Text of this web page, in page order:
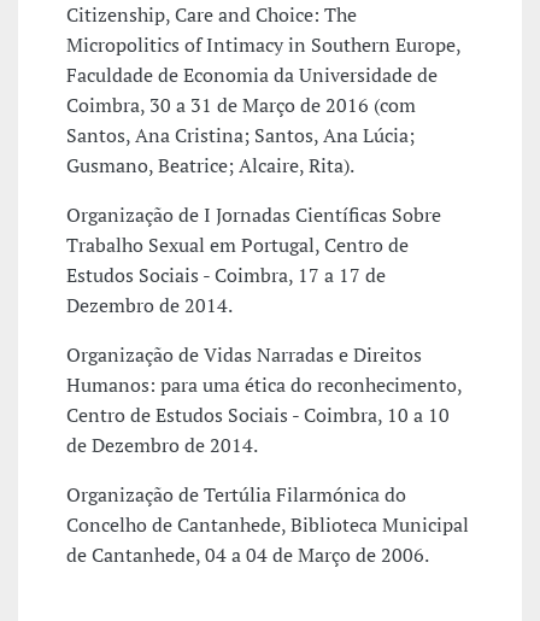
Citizenship, Care and Choice: The
Micropolitics of Intimacy in Southern Europe,
Faculdade de Economia da Universidade de
Coimbra, 30 a 31 de Março de 2016 (com
Santos, Ana Cristina; Santos, Ana Lúcia;
Gusmano, Beatrice; Alcaire, Rita).
Organização de I Jornadas Científicas Sobre
Trabalho Sexual em Portugal, Centro de
Estudos Sociais - Coimbra, 17 a 17 de
Dezembro de 2014.
Organização de Vidas Narradas e Direitos
Humanos: para uma ética do reconhecimento,
Centro de Estudos Sociais - Coimbra, 10 a 10
de Dezembro de 2014.
Organização de Tertúlia Filarmónica do
Concelho de Cantanhede, Biblioteca Municipal
de Cantanhede, 04 a 04 de Março de 2006.